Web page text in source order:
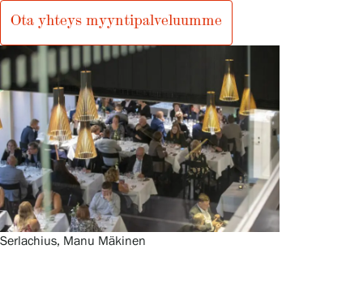
Ota yhteys myyntipalveluumme
Serlachius, Manu Mäkinen